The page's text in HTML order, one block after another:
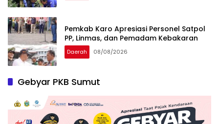
Pemkab Karo Apresiasi Personel Satpol
PP, Linmas, dan Pemadam Kebakaran
Daerah 08/08/2026
Gebyar PKB Sumut